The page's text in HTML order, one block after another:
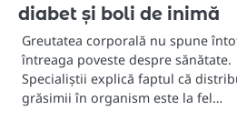
diabet și boli de inimă
Greutatea corporală nu spune
întreaga poveste despre sănătate.
Specialiștii explică faptul că
grăsimii în organism este la fel…